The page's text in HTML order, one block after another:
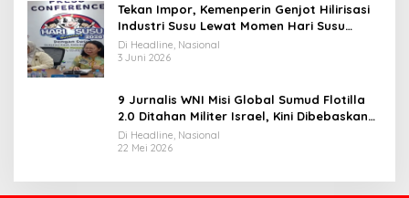
Tekan Impor, Kemenperin Genjot Hilirisasi
Industri Susu Lewat Momen Hari Susu
Nusantara 2026
Di Headline, Nasional
3 Juni 2026
9 Jurnalis WNI Misi Global Sumud Flotilla
2.0 Ditahan Militer Israel, Kini Dibebaskan
dan Dievakuasi ke Istanbul
Di Headline, Nasional
22 Mei 2026